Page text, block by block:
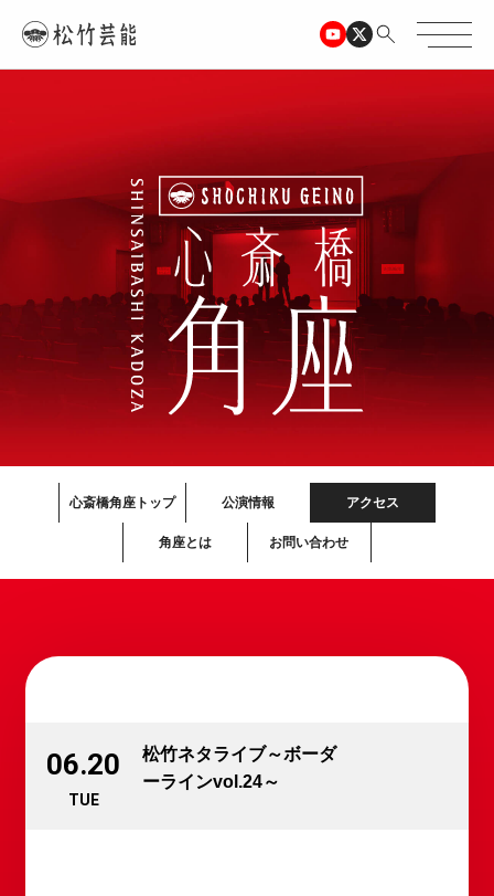
心斎橋角座トップ 公演情報 アクセス
角座とは お問い合わせ
06.20
TUE
松竹ネタライブ～ボーダ
ーラインvol.24～